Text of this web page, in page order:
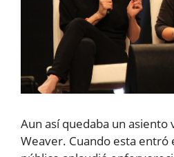
Aun así quedaba un asiento
Weaver. Cuando esta entró